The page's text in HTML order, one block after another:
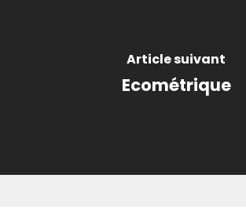
Article suivant
Ecométrique